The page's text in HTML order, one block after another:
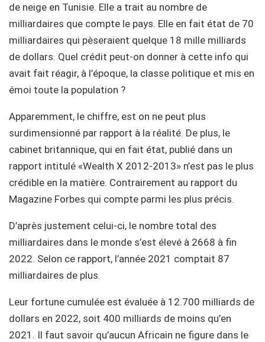
de neige en Tunisie. Elle a trait au nombre de
milliardaires que compte le pays. Elle en fait état de 70
milliardaires qui pèseraient quelque 18 mille milliards
de dollars. Quel crédit peut-on donner à cette info qui
avait fait réagir, à l’époque, la classe politique et mis en
émoi toute la population ?
Apparemment, le chiffre, est on ne peut plus
surdimensionné par rapport à la réalité. De plus, le
cabinet britannique, qui en fait état, publié dans un
rapport intitulé «Wealth X 2012-2013» n’est pas le plus
crédible en la matière. Contrairement au rapport du
Magazine Forbes qui compte parmi les plus précis.
D’après justement celui-ci, le nombre total des
milliardaires dans le monde s’est élevé à 2668 à fin
2022. Selon ce rapport, l’année 2021 comptait 87
milliardaires de plus.
Leur fortune cumulée est évaluée à 12.700 milliards de
dollars en 2022, soit 400 milliards de moins qu’en
2021. Il faut savoir qu’aucun Africain ne figure dans le